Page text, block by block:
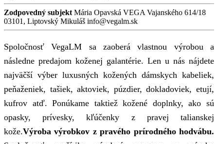
Zodpovedný subjekt Mária Opavská VEGA Vajanského 614/18
03101, Liptovský Mikuláš info@vegalm.sk
Spoločnosť VegaLM sa zaoberá vlastnou výrobou a
následne predajom koženej galantérie. Len u nás nájdete
najväčší výber luxusných kožených dámskych kabeliek,
peňaženiek, tašiek, aktoviek, púzdier, dokladoviek, etují,
kufrov atď. Ponúkame taktiež kožené doplnky, ako sú
opasky, prívesky, kľúčenky z pravej talianskej
kože.Výroba výrobkov z pravého prírodného hodvábu.